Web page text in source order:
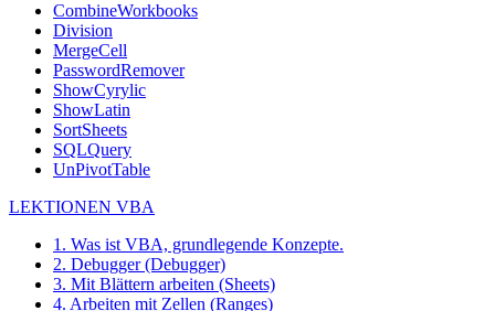
CombineWorkbooks
Division
MergeCell
PasswordRemover
ShowCyrylic
ShowLatin
SortSheets
SQLQuery
UnPivotTable
LEKTIONEN VBA
1. Was ist VBA, grundlegende Konzepte.
2. Debugger (Debugger)
3. Mit Blättern arbeiten (Sheets)
4. Arbeiten mit Zellen (Ranges)